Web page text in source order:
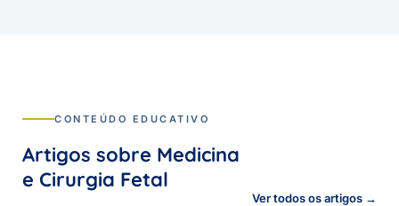
CONTEÚDO EDUCATIVO
Artigos sobre Medicina
e Cirurgia Fetal
Ver todos os artigos →